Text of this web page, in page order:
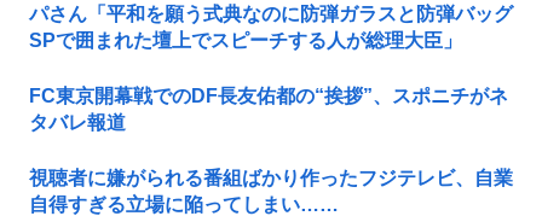
パさん「平和を願う式典なのに防弾ガラスと防弾バッグ
SPで囲まれた壇上でスピーチする人が総理大臣」
FC東京開幕戦でのDF長友佑都の“挨拶”、スポニチがネ
タバレ報道
視聴者に嫌がられる番組ばかり作ったフジテレビ、自業
自得すぎる立場に陥ってしまい……